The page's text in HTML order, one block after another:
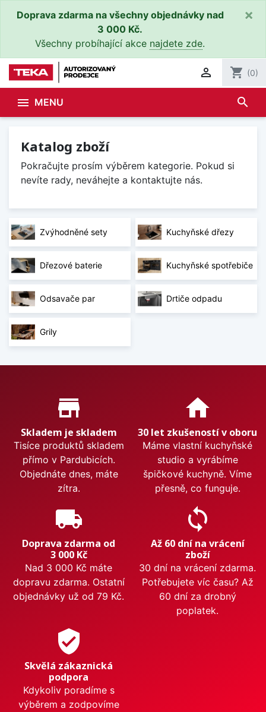
Doprava zdarma na všechny objednávky nad
3 000 Kč.
Všechny probíhající akce najdete zde.
×
 shopping_cart (0)
 MENU search
Katalog zboží
Pokračujte prosím výběrem kategorie. Pokud si
nevíte rady, neváhejte a kontaktujte nás.
Zvýhodněné sety Kuchyňské dřezy
Dřezové baterie Kuchyňské spotřebiče
Odsavače par Drtiče odpadu
Grily
Proč nakupovat u nás?
store_mall_directory
Skladem je skladem
Tisíce produktů skladem
přímo v Pardubicích.
Objednáte dnes, máte
zítra.
home
30 let zkušeností v oboru
Máme vlastní kuchyňské
studio a vyrábíme
špičkové kuchyně. Víme
přesně, co funguje.
local_shipping
Doprava zdarma od
3 000 Kč
Nad 3 000 Kč máte
dopravu zdarma. Ostatní
objednávky už od 79 Kč.
sync
Až 60 dní na vrácení
zboží
30 dní na vrácení zdarma.
Potřebujete víc času? Až
60 dní za drobný
poplatek.
verified_user
Skvělá zákaznická
podpora
Kdykoliv poradíme s
výběrem a zodpovíme